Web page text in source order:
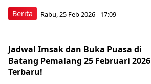
Berita Rabu, 25 Feb 2026 - 17:09
Jadwal Imsak dan Buka Puasa di
Batang Pemalang 25 Februari 2026
Terbaru!